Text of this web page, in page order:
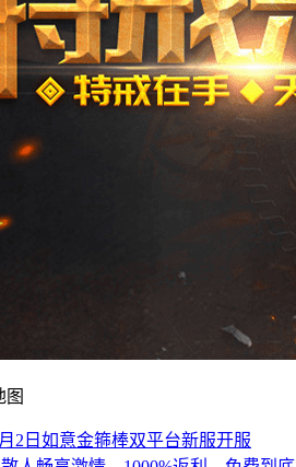
图
2日如意金箍棒双平台新服开服